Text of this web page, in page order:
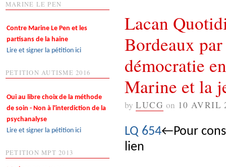
Lacan
Bordeaux
démocratie
Marine et la
by LUCG on 10 AVRIL
LQ 654←Pour
lien
MARINE LE PEN
Contre Marine Le Pen et les
partisans de la haine
Lire et signer la pétition ici
PETITION AUTISME 2016
Oui au libre choix de la méthode
de soin - Non à l'interdiction de la
psychanalyse
Lire et signer la pétition ici
PETITION MPT 2013